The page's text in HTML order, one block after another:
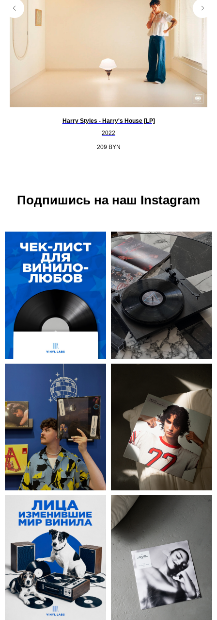
Harry Styles - Harry's House [LP]
2022
209 BYN
Подпишись на наш Instagram